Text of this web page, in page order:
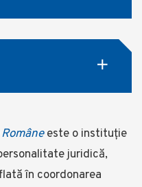
este o instituție
juridică,
în coordonarea